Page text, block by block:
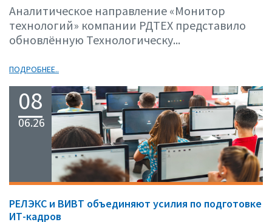
Аналитическое направление «Монитор
технологий» компании РДТЕХ представило
обновлённую Технологическу...
ПОДРОБНЕЕ..
08
06.26
РЕЛЭКС и ВИВТ объединяют усилия по подготовке
ИТ-кадров